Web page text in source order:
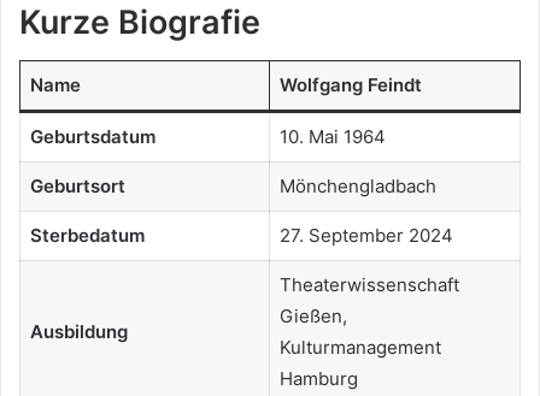
Kurze Biografie
Name Wolfgang Feindt
Geburtsdatum 10. Mai 1964
Geburtsort Mönchengladbach
Sterbedatum 27. September 2024
Ausbildung
Theaterwissenschaft
Gießen,
Kulturmanagement
Hamburg